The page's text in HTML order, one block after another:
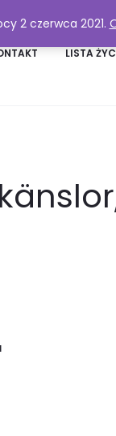
LISTA
2 czerwca 2021.